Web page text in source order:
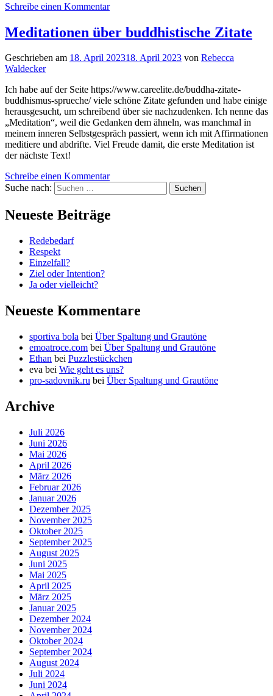
Schreibe einen Kommentar
Meditationen über buddhistische Zitate
Geschrieben am 18. April 202318. April 2023 von Rebecca
Waldecker
Ich habe auf der Seite https://www.careelite.de/buddha-zitate-
buddhismus-sprueche/ viele schöne Zitate gefunden und habe einige
herausgesucht, um schreibend über sie nachzudenken. Ich nenne das
„Meditation“, weil die Gedanken dem ähneln, was manchmal in
meinem inneren Selbstgespräch passiert, wenn ich mit Affirmationen
meditiere und abdrifte. Viel Freude damit, die erste Meditation ist
der nächste Text!
Schreibe einen Kommentar
Suche nach:
Neueste Beiträge
Redebedarf
Respekt
Einzelfall?
Ziel oder Intention?
Ja oder vielleicht?
Neueste Kommentare
sportiva bola bei Über Spaltung und Grautöne
emoatroce.com bei Über Spaltung und Grautöne
Ethan bei Puzzlestückchen
eva bei Wie geht es uns?
pro-sadovnik.ru bei Über Spaltung und Grautöne
Archive
Juli 2026
Juni 2026
Mai 2026
April 2026
März 2026
Februar 2026
Januar 2026
Dezember 2025
November 2025
Oktober 2025
September 2025
August 2025
Juni 2025
Mai 2025
April 2025
März 2025
Januar 2025
Dezember 2024
November 2024
Oktober 2024
September 2024
August 2024
Juli 2024
Juni 2024